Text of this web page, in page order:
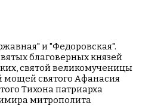
и "Федоровская".
благоверных князей
святой великомученицы
мощей святого Афанасия
Тихона патриарха
митрополита